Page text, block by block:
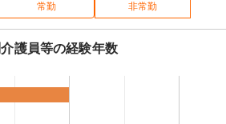
常勤 非常勤
護員等の経験年数